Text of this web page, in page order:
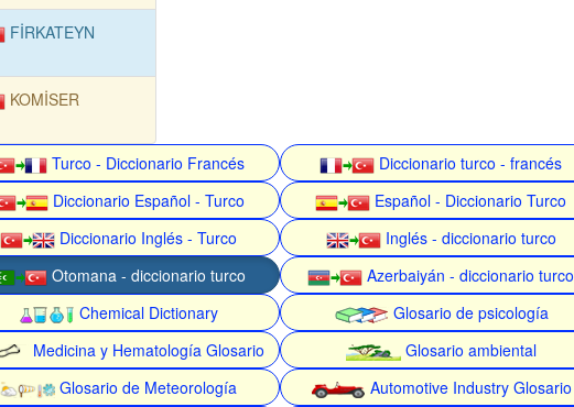
FİRKATEYN
KOMİSER
Turco - Diccionario Francés Diccionario turco - francés
Diccionario Español - Turco Español - Diccionario Turco
Diccionario Inglés - Turco Inglés - diccionario turco
Otomana - diccionario turco Azerbaiyán - diccionario turco
Chemical Dictionary Glosario de psicología
Medicina y Hematología Glosario Glosario ambiental
Glosario de Meteorología Automotive Industry Glosario